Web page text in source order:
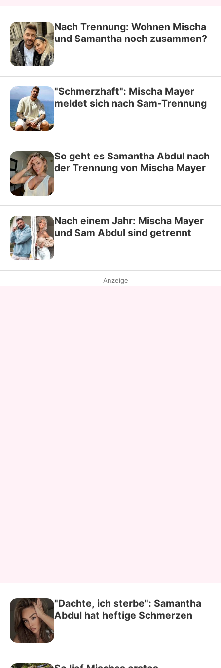
Nach Trennung: Wohnen Mischa
und Samantha noch zusammen?
"Schmerzhaft": Mischa Mayer
meldet sich nach Sam-Trennung
So geht es Samantha Abdul nach
der Trennung von Mischa Mayer
Nach einem Jahr: Mischa Mayer
und Sam Abdul sind getrennt
Anzeige
"Dachte, ich sterbe": Samantha
Abdul hat heftige Schmerzen